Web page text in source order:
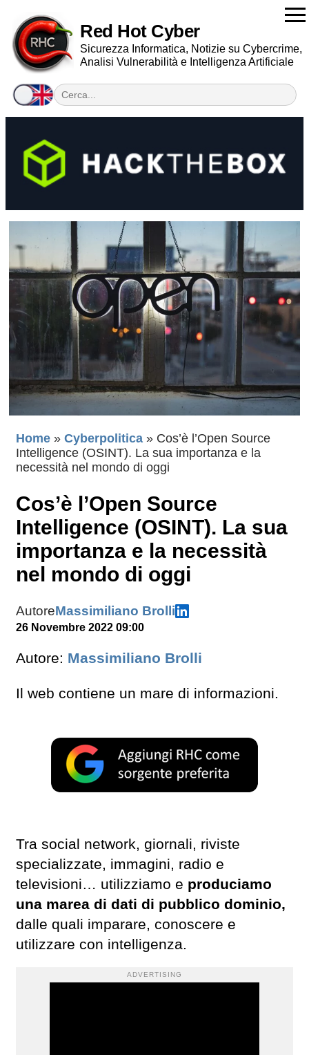
Red Hot Cyber
Sicurezza Informatica, Notizie su Cybercrime,
Analisi Vulnerabilità e Intelligenza Artificiale
Home » Cyberpolitica » Cos’è l’Open Source
Intelligence (OSINT). La sua importanza e la
necessità nel mondo di oggi
Cos’è l’Open Source
Intelligence (OSINT). La sua
importanza e la necessità
nel mondo di oggi
AutoreMassimiliano Brolli
26 Novembre 2022 09:00
Autore: Massimiliano Brolli
Il web contiene un mare di informazioni.
Tra social network, giornali, riviste
specializzate, immagini, radio e
televisioni… utilizziamo e produciamo
una marea di dati di pubblico dominio,
dalle quali imparare, conoscere e
utilizzare con intelligenza.
ADVERTISING